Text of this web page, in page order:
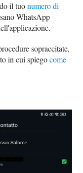
il tuonumero di
WhatsApp
sopraccitate,
in cui spiegocome